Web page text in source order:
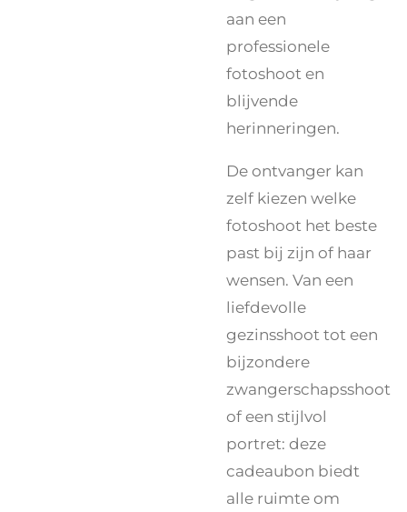
aan een
professionele
fotoshoot en
blijvende
herinneringen.
De ontvanger kan
zelf kiezen welke
fotoshoot het beste
past bij zijn of haar
wensen. Van een
liefdevolle
gezinsshoot tot een
bijzondere
zwangerschapsshoot
of een stijlvol
portret: deze
cadeaubon biedt
alle ruimte om